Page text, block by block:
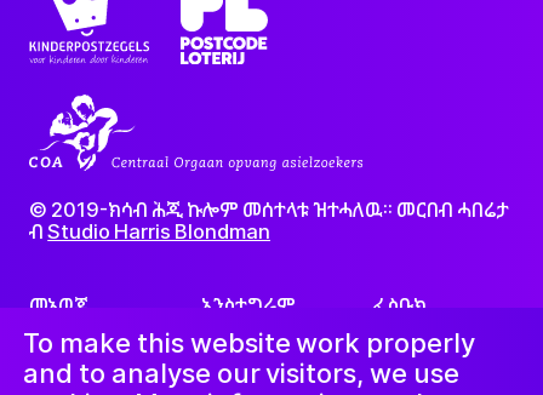
To make this website work properly
and to analyse our visitors, we use
መኣወጂ ኢንስታግራም
ፌስቡክ
LinkedIn
ጋዜጣ
© 2019-ክሳብ ሕጂ ኩሎም መሰተላቱ ዝተሓለዉ፡፡ መርበብ ሓበሬታ
ብStudio Harris Blondman